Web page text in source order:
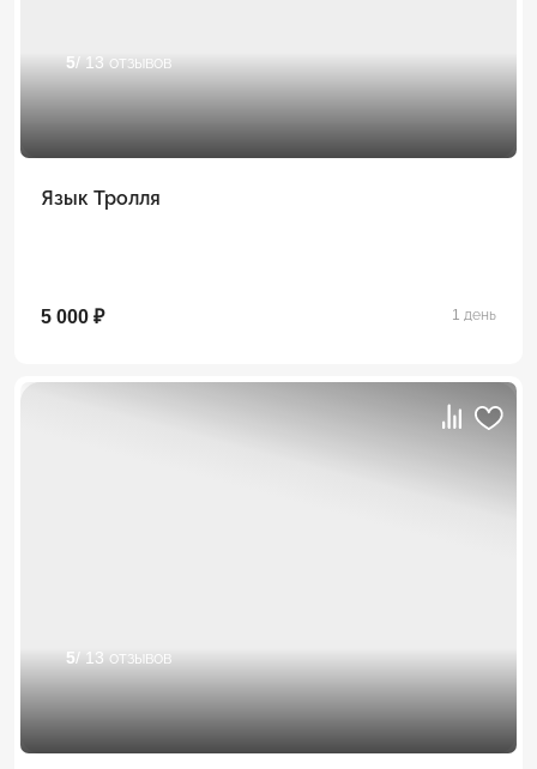
5/ 13 отзывов
Язык Тролля
5 000 ₽ 1 день
5/ 13 отзывов